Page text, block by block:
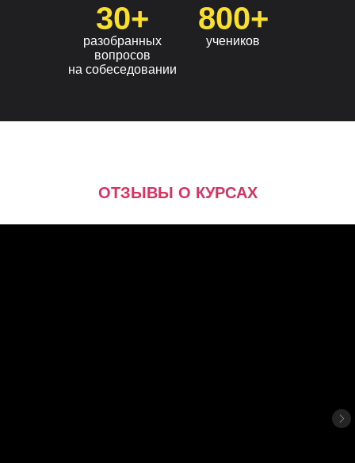
30+
разобранных
вопросов
на собеседовании
800+
учеников
ОТЗЫВЫ О КУРСАХ